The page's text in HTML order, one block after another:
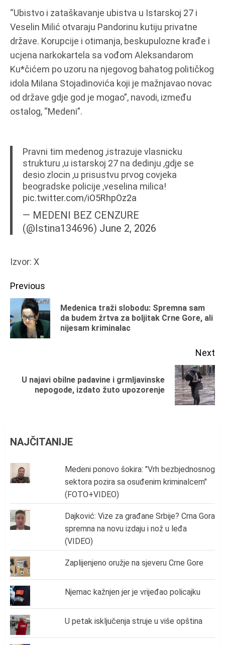
“Ubistvo i zataškavanje ubistva u Istarskoj 27 i
Veselin Milić otvaraju Pandorinu kutiju privatne
države. Korupcije i otimanja, beskupulozne krađe i
ucjena narkokartela sa vođom Aleksandarom
Ku*čićem po uzoru na njegovog bahatog političkog
idola Milana Stojadinovića koji je mažnjavao novac
od države gdje god je mogao”, navodi, između
ostalog, “Medeni”.
Pravni tim medenog ,istrazuje vlasnicku
strukturu ,u istarskoj 27 na dedinju ,gdje se
desio zlocin ,u prisustvu prvog covjeka
beogradske policije ,veselina milica!
pic.twitter.com/iO5RhpOz2a
— MEDENI BEZ CENZURE
(@Istina134696) June 2, 2026
Izvor: X
Continue
Reading
Previous
Medenica traži slobodu: Spremna sam
da budem žrtva za boljitak Crne Gore, ali
nijesam kriminalac
Next
NextU najavi obilne padavine i grmljavinske
nepogode, izdato žuto upozorenje
NAJČITANIJE
Medeni ponovo šokira: "Vrh bezbjednosnog
sektora pozira sa osuđenim kriminalcem"
(FOTO+VIDEO)
Dajković: Vize za građane Srbije? Crna Gora
spremna na novu izdaju i nož u leđa
(VIDEO)
Zaplijenjeno oružje na sjeveru Crne Gore
Njemac kažnjen jer je vrijeđao policajku
U petak isključenja struje u više opština